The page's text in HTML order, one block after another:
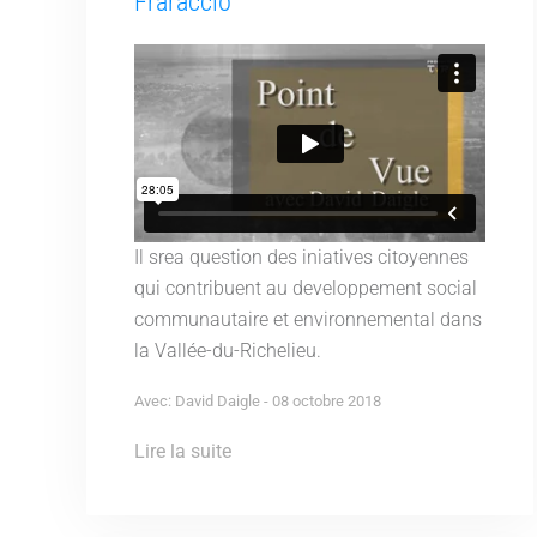
Il srea question des iniatives citoyennes
qui contribuent au developpement social
communautaire et environnemental dans
la Vallée-du-Richelieu.
Avec: David Daigle - 08 octobre 2018
Lire la suite